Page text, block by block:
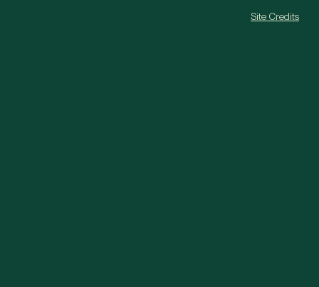
Site Credits